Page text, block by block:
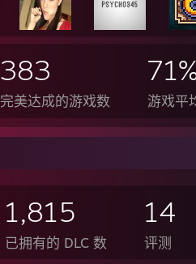
383
完美达成的游戏数 游戏平
1,815
已拥有的 DLC 数
14
评测